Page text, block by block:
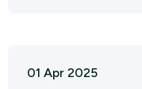
01 Apr 2025